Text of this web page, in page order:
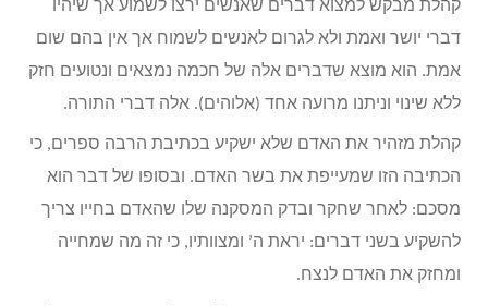
קהלת מבקש למצוא דברים שאנשים ירצו לשמוע אך שיהיו
דברי יושר ואמת ולא לגרום לאנשים לשמוח אך אין בהם שום
אמת. הוא מוצא שדברים אלה של חכמה נמצאים ונטועים חזק
ללא שינוי וניתנו מרועה אחד (אלוהים). אלה דברי התורה.
קהלת מזהיר את האדם שלא ישקיע בכתיבת הרבה ספרים, כי
הכתיבה הזו שמעייפת את בשר האדם. ובסופו של דבר הוא
מסכם: לאחר שחקר ובדק המסקנה שלו שהאדם בחייו צריך
להשקיע בשני דברים: יראת ה’ ומצוותיו, כי זה מה שמחייה
ומחזק את האדם לנצח.